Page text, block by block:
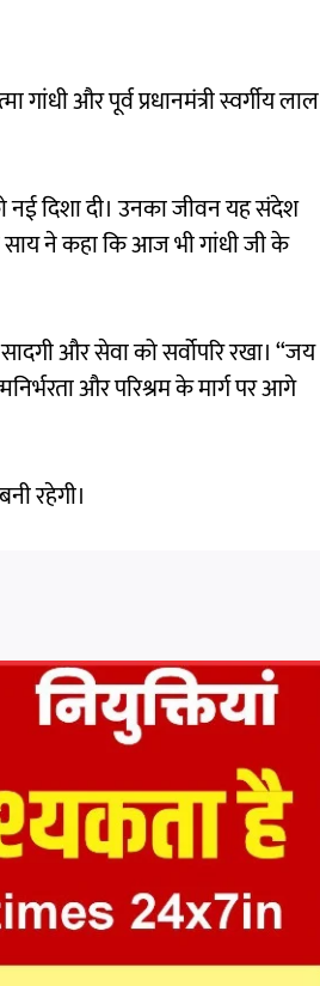
गांधी और पूर्व प्रधानमंत्री स्वर्गीय लाल
नई दिशा दी। उनका जीवन यह संदेश
साय ने कहा कि आज भी गांधी जी के
और सेवा को सर्वोपरि रखा। “जय
और परिश्रम के मार्ग पर आगे
रहेगी।